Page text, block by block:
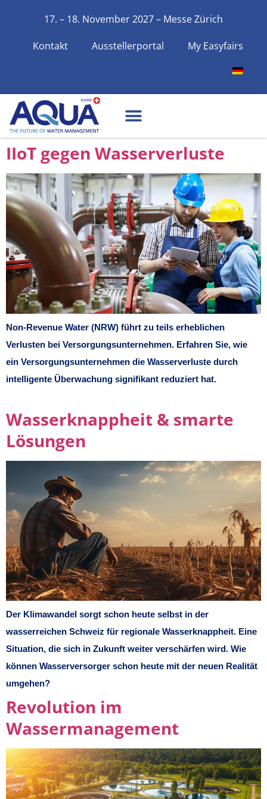
17. – 18. November 2027 – Messe Zürich
Kontakt Ausstellerportal My Easyfairs
IIoT gegen Wasserverluste
Non-Revenue Water (NRW) führt zu teils erheblichen
Verlusten bei Versorgungsunternehmen. Erfahren Sie, wie
ein Versorgungsunternehmen die Wasserverluste durch
intelligente Überwachung signifikant reduziert hat.
Wasserknappheit & smarte
Lösungen
Der Klimawandel sorgt schon heute selbst in der
wasserreichen Schweiz für regionale Wasserknappheit. Eine
Situation, die sich in Zukunft weiter verschärfen wird. Wie
können Wasserversorger schon heute mit der neuen Realität
umgehen?
Revolution im
Wassermanagement